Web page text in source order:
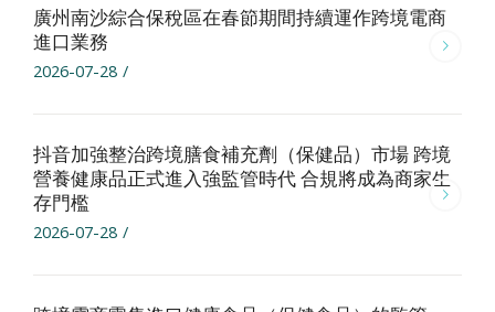
廣州南沙綜合保稅區在春節期間持續運作跨境電商
進口業務
2026-07-28 /
抖音加強整治跨境膳食補充劑（保健品）市場 跨境
營養健康品正式進入強監管時代 合規將成為商家生
存門檻
2026-07-28 /